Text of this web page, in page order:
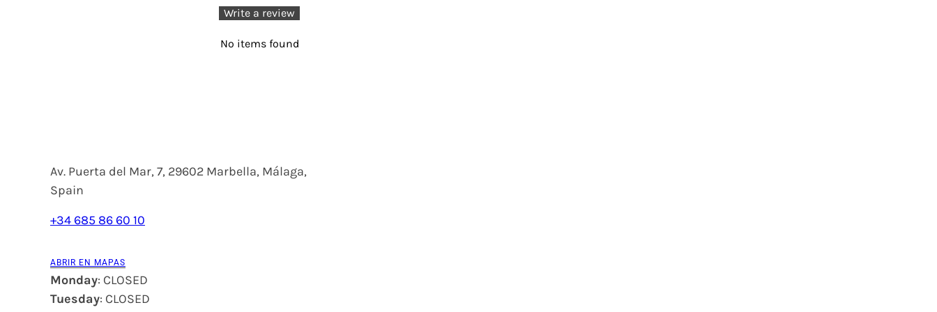
Write a review
No items found
Av. Puerta del Mar, 7, 29602 Marbella, Málaga,
Spain
+34 685 86 60 10
ABRIR EN MAPAS
Monday: CLOSED
Tuesday: CLOSED